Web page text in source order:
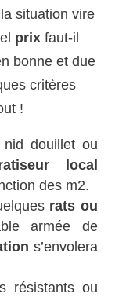
situation vire
prix faut-il
bonne et due
critères
!
douillet ou
local
des m2.
rats ou
armée de
s’envolera
résistants ou